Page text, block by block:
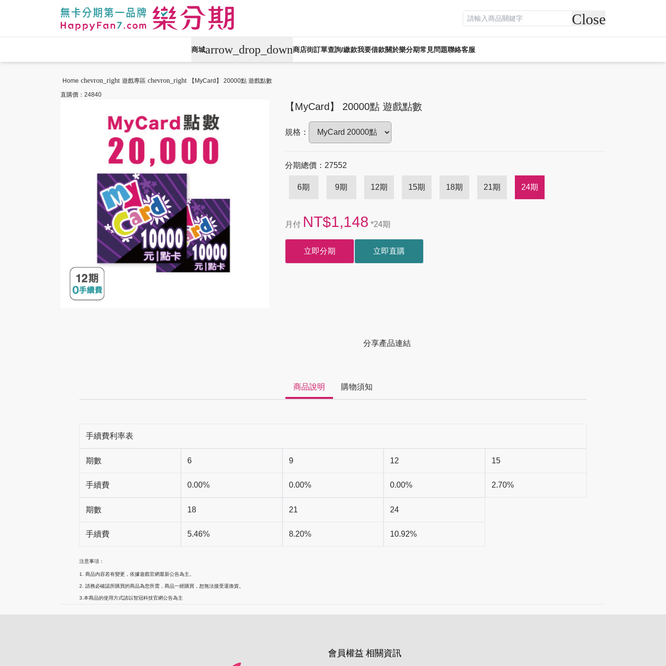
Close
商城arrow_drop_down
攝影專區
大型家電
商店街訂單查詢/繳款我要借款關於樂分期常見問題聯絡客服
Home chevron_right 遊戲專區 chevron_right
【MyCard】 20000點 遊戲點數
直購價：24840
【MyCard】 20000點 遊戲點數
規格：
分期總價：27552
6期 9期 12期 15期 18期 21期 24期
月付 NT$1,148 *24期
立即分期 立即直購
分享產品連結
商品說明 購物須知
手續費利率表
期數
手續費
6
0.00%
9
0.00%
12
0.00%
15
2.70%
期數
手續費
18
5.46%
21
8.20%
24
10.92%
注意事項：
1. 商品內容若有變更，依據遊戲官網最新公告為主。
2. 請務必確認所購買的商品為您所需，商品一經購買，恕無法接受退換貨。
3.本商品的使用方式請以智冠科技官網公告為主
會員權益 相關資訊